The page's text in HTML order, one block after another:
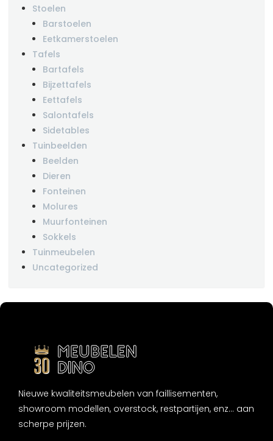
Stoelen
Barstoelen
Eetkamerstoelen
Tafels
Bartafels
Bijzettafels
Eettafels
Salontafels
Sidetables
Tuinbeelden
Beelden
Dieren
Fonteinen
Molures
Muurfonteinen
Sokkels
Tuinmeubelen
Uncategorized
Nieuwe kwaliteitsmeubelen van faillisementen,
showroom modellen, overstock, restpartijen, enz... aan
scherpe prijzen.